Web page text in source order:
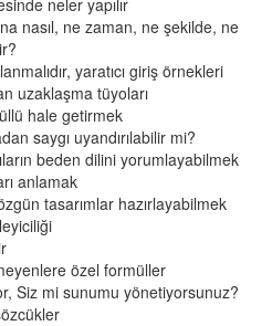
neler yapılır
nasıl, ne zaman, ne şekilde, ne
yaratıcı giriş örnekleri
uzaklaşma tüyoları
hale getirmek
saygı uyandırılabilir mi?
beden dilini yorumlayabilmek
anlamak
tasarımlar hazırlayabilmek
özel formüller
Siz mi sunumu yönetiyorsunuz?